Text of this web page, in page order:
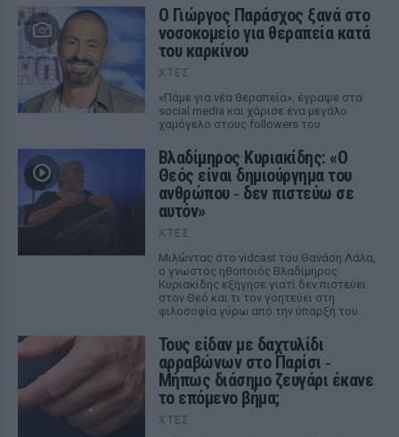
O Γιώργος Παράσχος ξανά στο
νοσοκομείο για θεραπεία κατά
του καρκίνου
ΧΤΕΣ
«Πάμε για νέα θεραπεία», έγραψε στα
social media και χάρισε ένα μεγάλο
χαμόγελο στους followers του
Βλαδίμηρος Κυριακίδης: «Ο
Θεός είναι δημιούργημα του
ανθρώπου ‑ δεν πιστεύω σε
αυτόν»
ΧΤΕΣ
Μιλώντας στο vidcast του Θανάση Λάλα,
ο γνωστός ηθοποιός Βλαδίμηρος
Κυριακίδης εξήγησε γιατί δεν πιστεύει
στον Θεό και τι τον γοητεύει στη
φιλοσοφία γύρω από την ύπαρξή του.
Τους είδαν με δαχτυλίδι
αρραβώνων στο Παρίσι ‑
Μήπως διάσημο ζευγάρι έκανε
το επόμενο βήμα;
ΧΤΕΣ